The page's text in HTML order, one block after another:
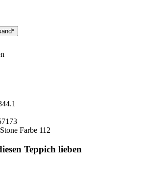
Farbe 112
Teppich lieben